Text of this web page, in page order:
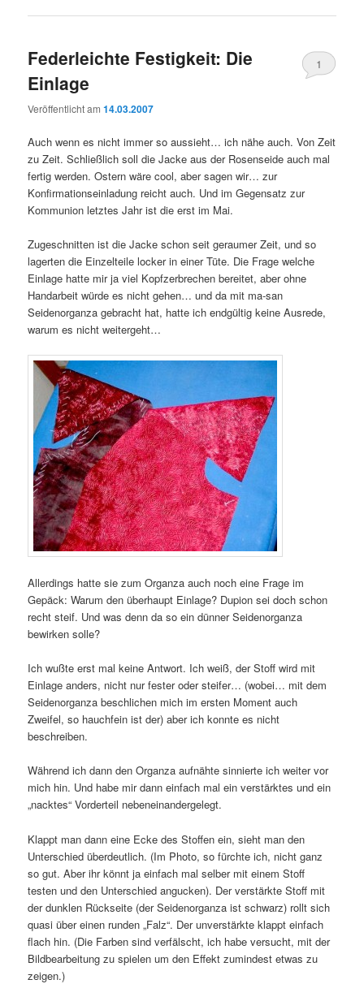
Federleichte Festigkeit: Die
Einlage
Veröffentlicht am14.03.2007
1
Auch wenn es nicht immer so aussieht… ich nähe auch. Von Zeit
zu Zeit. Schließlich soll die Jacke aus der Rosenseide auch mal
fertig werden. Ostern wäre cool, aber sagen wir… zur
Konfirmationseinladung reicht auch. Und im Gegensatz zur
Kommunion letztes Jahr ist die erst im Mai.
Zugeschnitten ist die Jacke schon seit geraumer Zeit, und so
lagerten die Einzelteile locker in einer Tüte. Die Frage welche
Einlage hatte mir ja viel Kopfzerbrechen bereitet, aber ohne
Handarbeit würde es nicht gehen… und da mit ma-san
Seidenorganza gebracht hat, hatte ich endgültig keine Ausrede,
warum es nicht weitergeht…
Allerdings hatte sie zum Organza auch noch eine Frage im
Gepäck: Warum den überhaupt Einlage? Dupion sei doch schon
recht steif. Und was denn da so ein dünner Seidenorganza
bewirken solle?
Ich wußte erst mal keine Antwort. Ich weiß, der Stoff wird mit
Einlage anders, nicht nur fester oder steifer… (wobei… mit dem
Seidenorganza beschlichen mich im ersten Moment auch
Zweifel, so hauchfein ist der) aber ich konnte es nicht
beschreiben.
Während ich dann den Organza aufnähte sinnierte ich weiter vor
mich hin. Und habe mir dann einfach mal ein verstärktes und ein
„nacktes“ Vorderteil nebeneinandergelegt.
Klappt man dann eine Ecke des Stoffen ein, sieht man den
Unterschied überdeutlich. (Im Photo, so fürchte ich, nicht ganz
so gut. Aber ihr könnt ja einfach mal selber mit einem Stoff
testen und den Unterschied angucken). Der verstärkte Stoff mit
der dunklen Rückseite (der Seidenorganza ist schwarz) rollt sich
quasi über einen runden „Falz“. Der unverstärkte klappt einfach
flach hin. (Die Farben sind verfälscht, ich habe versucht, mit der
Bildbearbeitung zu spielen um den Effekt zumindest etwas zu
zeigen.)